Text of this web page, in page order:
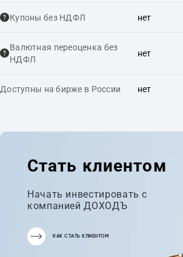
Купоны без НДФЛ нет
Валютная переоценка без
НДФЛ
нет
Доступны на бирже в России нет
Стать клиентом
Начать инвестировать с
компанией ДОХОДЪ
КАК СТАТЬ КЛИЕНТОМ